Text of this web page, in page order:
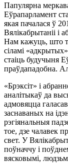
Папулярна
Еўрапарламент
якая пачалася ў
Вялікабрытаніі і
Нам кажуць, што
сіламі
стаіць будучыня
праўдападобна.
«Брэксіт» і
аналітыкаў да
адмовяцца
заснаваных на
рэгіянальныя
тое, дзе чалавек
свет. У
поўначчу і
вясковымі,